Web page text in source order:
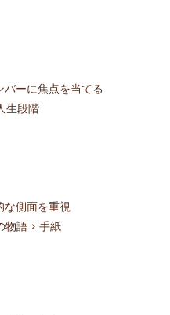
バーに焦点を当てる
生段階
な側面を重視
物語 > 手紙